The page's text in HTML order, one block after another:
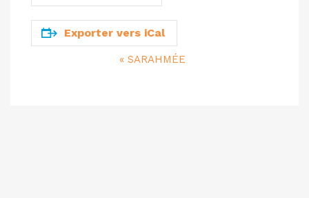
Exporter vers iCal
NAVIGATION
« SARAHMÉE